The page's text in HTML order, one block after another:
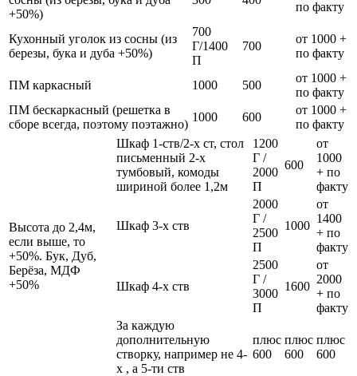
+50%)
по факту
Кухонный уголок из сосны (из
березы, бука и дуба +50%)
700
Г/1400
П
700
от 1000 +
по факту
ПМ каркасный 1000 500
от 1000 +
по факту
ПМ бескаркасный (решетка в
сборе всегда, поэтому поэтажно)
1000 600
от 1000 +
по факту
Высота до 2,4м,
если выше, то
+50%. Бук, Дуб,
Берёза, МДФ
+50%
Шкаф 1-ств/2-х ст, стол
письменный 2-х
тумбовый, комоды
шириной более 1,2м
1200
Г /
2000
П
600
от
1000
+ по
факту
Шкаф 3-х ств
2000
Г /
2500
П
1000
от
1400
+ по
факту
Шкаф 4-х ств
2500
Г /
3000
П
1600
от
2000
+ по
факту
За каждую
дополнительную
створку, например не 4-
х , а 5-ти ств
плюс
600
плюс
600
плюс
600